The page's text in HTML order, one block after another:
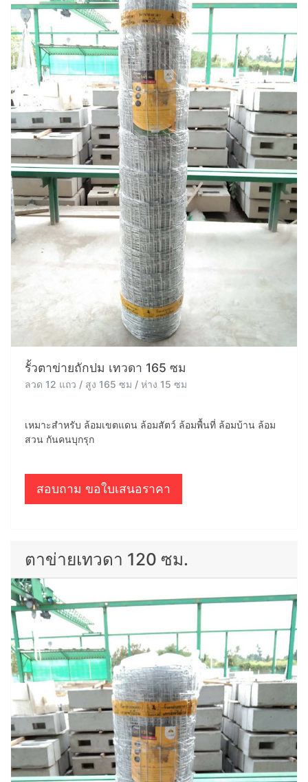
รั้วตาข่ายถักปม เทวดา 165 ซม
ลวด 12 แถว / สูง 165 ซม / ห่าง 15 ซม
เหมาะสำหรับ ล้อมเขตแดน ล้อมสัตว์ ล้อมพื้นที่ ล้อมบ้าน ล้อม
สวน กันคนบุกรุก
สอบถาม ขอใบเสนอราคา
ตาข่ายเทวดา 120 ซม.